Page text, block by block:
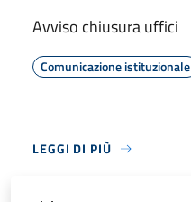
Avviso chiusura uffici
Comunicazione istituzionale
LEGGI DI PIÙ